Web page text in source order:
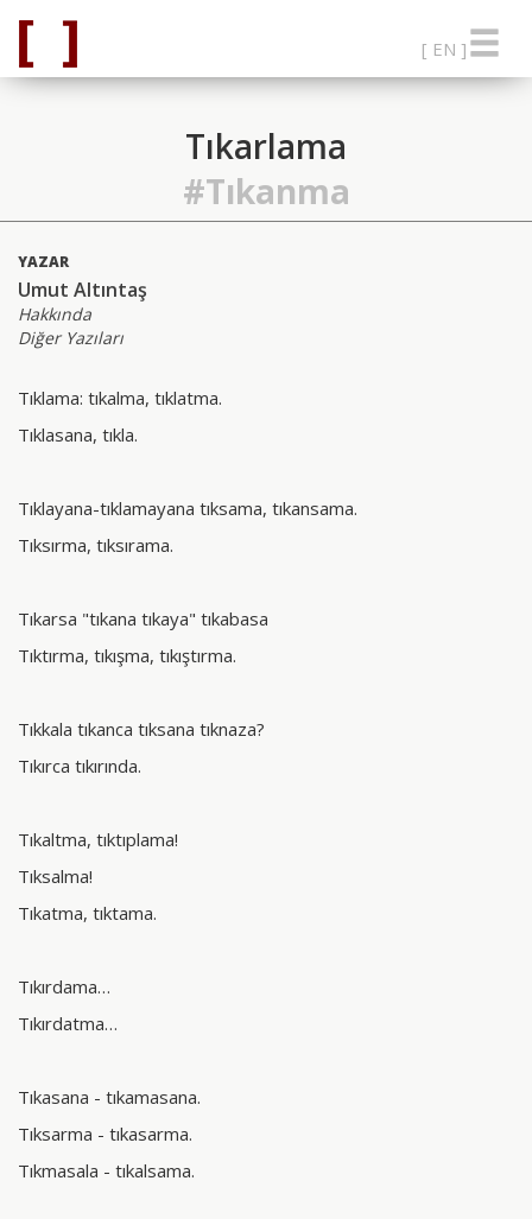
[ EN ]
Tıkarlama
#Tıkanma
YAZAR
Umut Altıntaş
Hakkında
Diğer Yazıları
Tıklama: tıkalma, tıklatma.
Tıklasana, tıkla.
Tıklayana-tıklamayana tıksama, tıkansama.
Tıksırma, tıksırama.
Tıkarsa "tıkana tıkaya" tıkabasa
Tıktırma, tıkışma, tıkıştırma.
Tıkkala tıkanca tıksana tıknaza?
Tıkırca tıkırında.
Tıkaltma, tıktıplama!
Tıksalma!
Tıkatma, tıktama.
Tıkırdama…
Tıkırdatma…
Tıkasana - tıkamasana.
Tıksarma - tıkasarma.
Tıkmasala - tıkalsama.